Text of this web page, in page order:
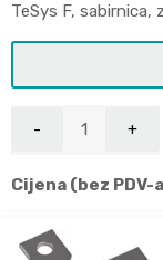
TeSys F, sabirnica,
Cijena (bez PDV-